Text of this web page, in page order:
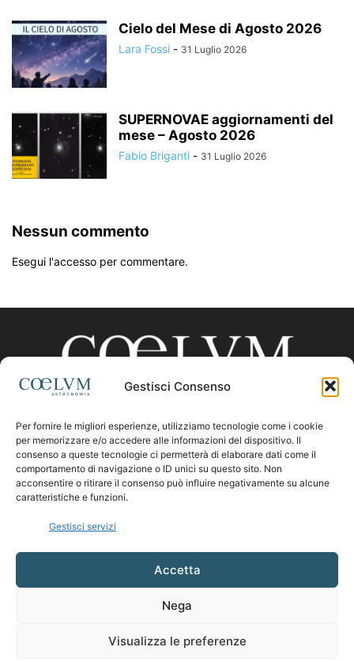
Gestisci Consenso
Per fornire le migliori esperienze, utilizziamo tecnologie come i cookie
per memorizzare e/o accedere alle informazioni del dispositivo. Il
consenso a queste tecnologie ci permetterà di elaborare dati come il
comportamento di navigazione o ID unici su questo sito. Non
acconsentire o ritirare il consenso può influire negativamente su alcune
caratteristiche e funzioni.
Gestisci servizi
Accetta
Nega
Visualizza le preferenze
Cielo del Mese di Agosto 2026
Lara Fossi - 31 Luglio 2026
SUPERNOVAE aggiornamenti del
mese – Agosto 2026
Fabio Briganti - 31 Luglio 2026
Nessun commento
Esegui l'accesso per commentare.
CHI SIAMO
Contattaci:coelumastro@coelum.com